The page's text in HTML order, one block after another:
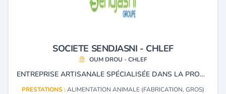
SOCIETE SENDJASNI - CHLEF
OUM DROU - CHLEF
ENTREPRISE ARTISANALE SPÉCIALISÉE DANS LA PRODUCTION D'ALIMENTS POUR BÉTAIL, AINSI QUE DANS L'IMPORTATION ET LA GÉNÉTIQUE BOVINE.
PRESTATIONS :ALIMENTATION ANIMALE (FABRICATION, GROS)